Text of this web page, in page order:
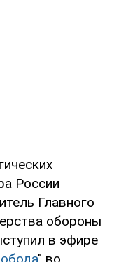
России
Главного
обороны
в эфире
" во